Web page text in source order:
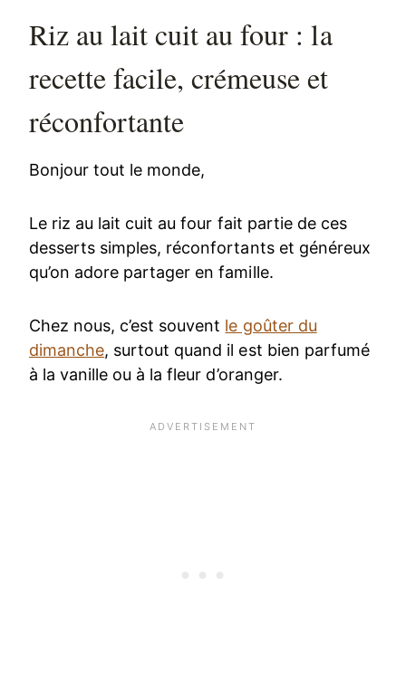
Riz au lait cuit au four : la
recette facile, crémeuse et
réconfortante
Bonjour tout le monde,
Le riz au lait cuit au four fait partie de ces
desserts simples, réconfortants et généreux
qu’on adore partager en famille.
Chez nous, c’est souvent le goûter du
dimanche, surtout quand il est bien parfumé
à la vanille ou à la fleur d’oranger.